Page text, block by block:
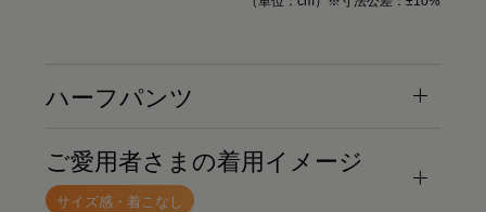
ハーフパンツ
ご愛用者さまの着用イメージ
サイズ感・着こなし